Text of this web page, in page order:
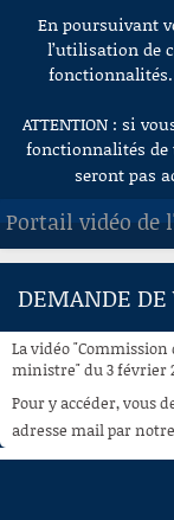
Aller au contenu
En poursuivant
l’utilisation de
ATTENTION : si
fonctionnalités de
seront pas
Portail vidéo de
ACCUEIL
À LA DEMANDE
RECHERCHE
AIDE À LA
DEMANDE DE
La vidéo
ministre" du 3 février
Pour y accéder, vous
adresse mail par